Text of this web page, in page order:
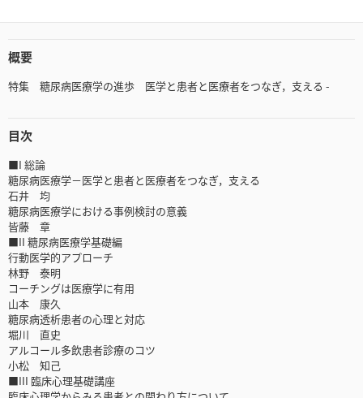
概要
特集 糖尿病医療学の進歩 医学と患者と医療者をつなぎ，支える -
目次
■I 総論
糖尿病医療学－医学と患者と医療者をつなぎ，支える
石井 均
糖尿病医療学における事例検討の意義
皆藤 章
■II 糖尿病医療学基礎編
行動医学的アプローチ
林野 泰明
コーチングは医療学に有用
山本 康久
糖尿病透析患者の心理と対応
堀川 直史
アルコール多飲患者診療のコツ
小松 知己
■III 臨床心理基礎講座